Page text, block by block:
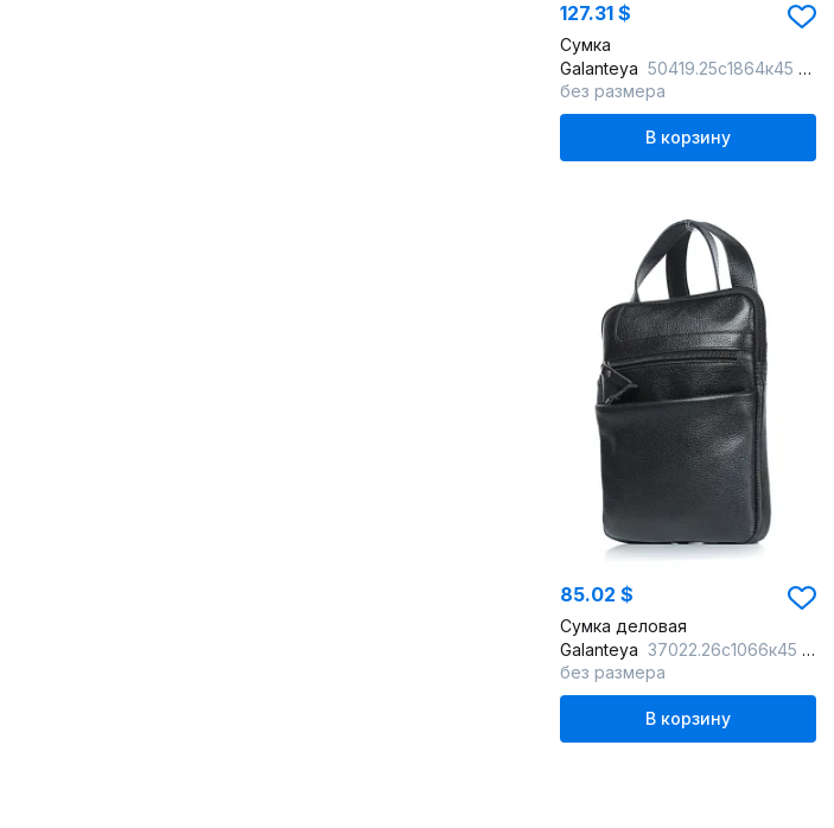
127.31 $
Сумка
Galanteya 50419.25с1864к45 черный/серый
без размера
В корзину
85.02 $
Сумка деловая
Galanteya 37022.26с1066к45 черный
без размера
В корзину